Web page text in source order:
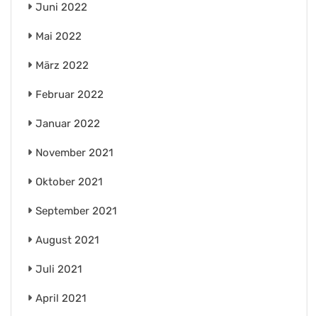
Juni 2022
Mai 2022
März 2022
Februar 2022
Januar 2022
November 2021
Oktober 2021
September 2021
August 2021
Juli 2021
April 2021